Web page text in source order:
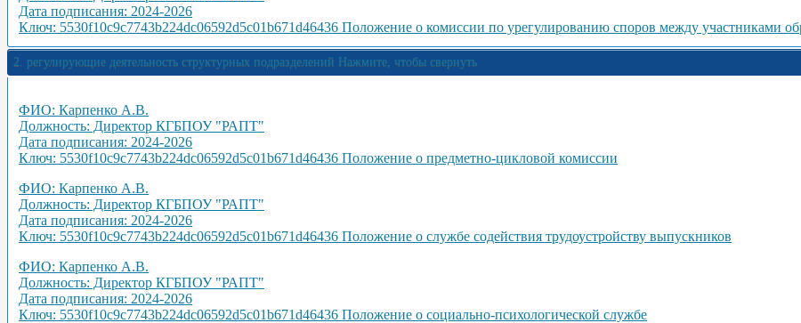
Дата подписания: 2024-2026
Ключ: 5530f10c9c7743b224dc06592d5c01b671d46436 Положение о комиссии по урегулированию споров между участниками
2. регулирующие деятельность структурных подразделений Нажмите, чтобы свернуть
ФИО: Карпенко А.В.
Должность: Директор КГБПОУ "РАПТ"
Дата подписания: 2024-2026
Ключ: 5530f10c9c7743b224dc06592d5c01b671d46436 Положение о предметно-цикловой комиссии
ФИО: Карпенко А.В.
Должность: Директор КГБПОУ "РАПТ"
Дата подписания: 2024-2026
Ключ: 5530f10c9c7743b224dc06592d5c01b671d46436 Положение о службе содействия трудоустройству выпускников
ФИО: Карпенко А.В.
Должность: Директор КГБПОУ "РАПТ"
Дата подписания: 2024-2026
Ключ: 5530f10c9c7743b224dc06592d5c01b671d46436 Положение о социально-психологической службе